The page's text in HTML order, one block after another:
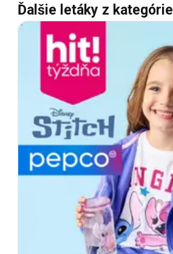
Ďalšie letáky z kategórie